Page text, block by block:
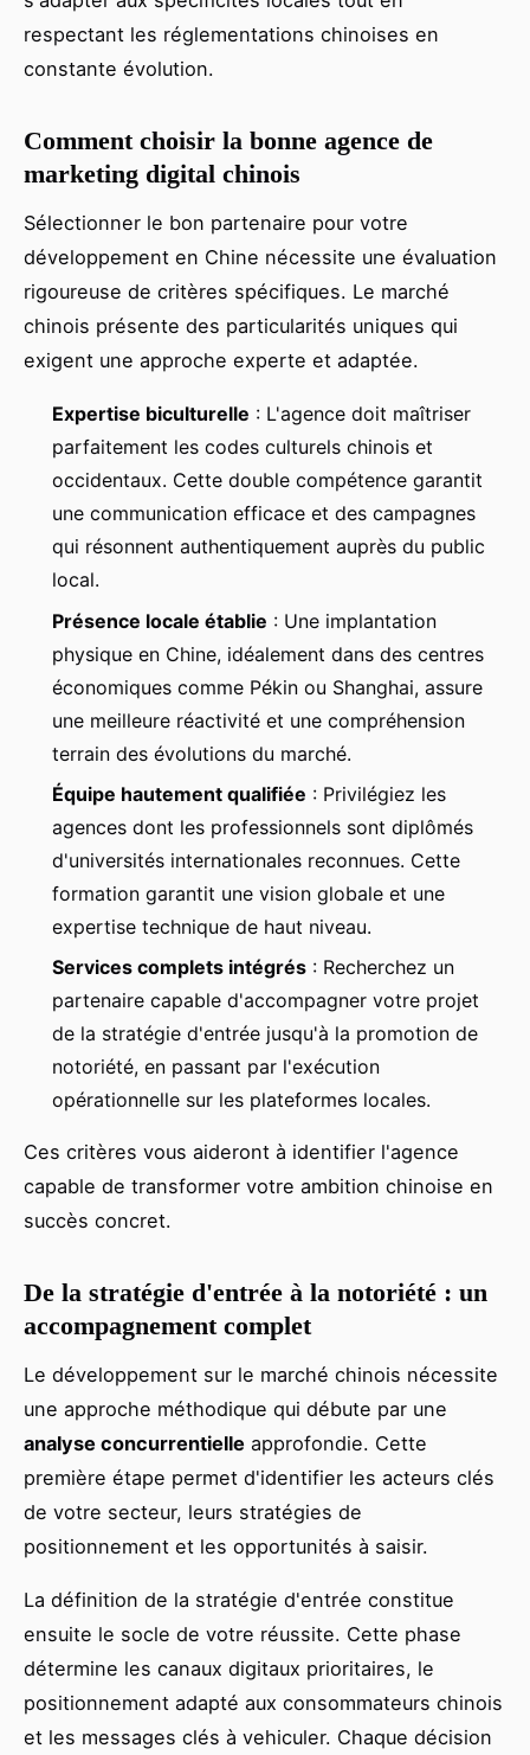
respectant les réglementations chinoises en
constante évolution.
Comment choisir la bonne agence de
marketing digital chinois
Sélectionner le bon partenaire pour votre
développement en Chine nécessite une évaluation
rigoureuse de critères spécifiques. Le marché
chinois présente des particularités uniques qui
exigent une approche experte et adaptée.
Expertise biculturelle : L'agence doit maîtriser
parfaitement les codes culturels chinois et
occidentaux. Cette double compétence garantit
une communication efficace et des campagnes
qui résonnent authentiquement auprès du public
local.
Présence locale établie : Une implantation
physique en Chine, idéalement dans des centres
économiques comme Pékin ou Shanghai, assure
une meilleure réactivité et une compréhension
terrain des évolutions du marché.
Équipe hautement qualifiée : Privilégiez les
agences dont les professionnels sont diplômés
d'universités internationales reconnues. Cette
formation garantit une vision globale et une
expertise technique de haut niveau.
Services complets intégrés : Recherchez un
partenaire capable d'accompagner votre projet
de la stratégie d'entrée jusqu'à la promotion de
notoriété, en passant par l'exécution
opérationnelle sur les plateformes locales.
Ces critères vous aideront à identifier l'agence
capable de transformer votre ambition chinoise en
succès concret.
De la stratégie d'entrée à la notoriété : un
accompagnement complet
Le développement sur le marché chinois nécessite
une approche méthodique qui débute par une
analyse concurrentielle approfondie. Cette
première étape permet d'identifier les acteurs clés
de votre secteur, leurs stratégies de
positionnement et les opportunités à saisir.
La définition de la stratégie d'entrée constitue
ensuite le socle de votre réussite. Cette phase
détermine les canaux digitaux prioritaires, le
positionnement adapté aux consommateurs chinois
et les messages clés à vehiculer. Chaque décision